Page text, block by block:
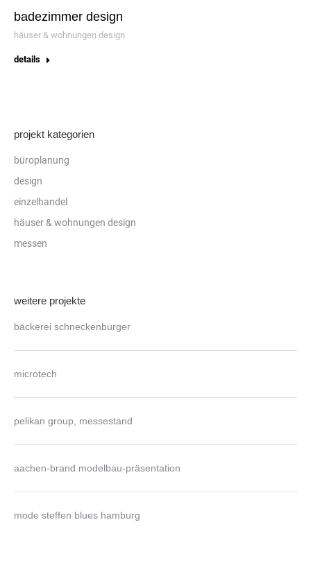
badezimmer design
häuser & wohnungen design
details
projekt kategorien
büroplanung
design
einzelhandel
häuser & wohnungen design
messen
weitere projekte
bäckerei schneckenburger
microtech
pelikan group, messestand
aachen-brand modelbau-präsentation
mode steffen blues hamburg